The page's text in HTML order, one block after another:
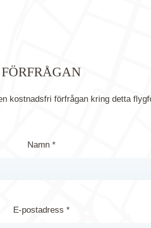
FÖRFRÅGAN
kostnadsfri förfrågan kring detta
Namn *
E-postadress *